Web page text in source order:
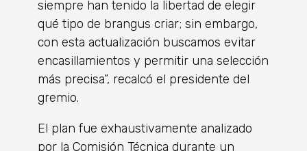
siempre han tenido la libertad de elegir
qué tipo de brangus criar; sin embargo,
con esta actualización buscamos evitar
encasillamientos y permitir una selección
más precisa”, recalcó el presidente del
gremio.
El plan fue exhaustivamente analizado
por la Comisión Técnica durante un